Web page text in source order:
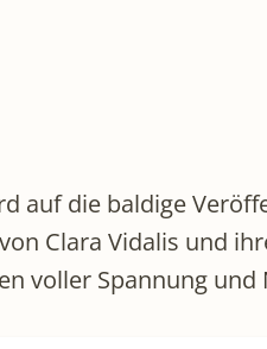
auf die baldige
Clara Vidalis und
voller Spannung